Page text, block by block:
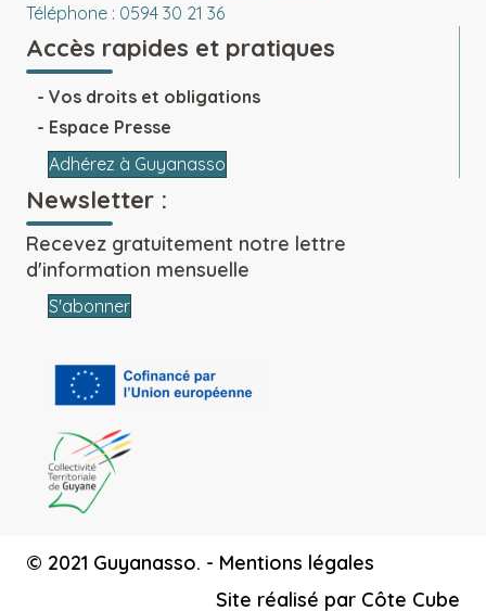
Téléphone : 0594 30 21 36
Accès rapides et pratiques
Vos droits et obligations
Espace Presse
Adhérez à Guyanasso
Newsletter :
Recevez gratuitement notre lettre
d'information mensuelle
S'abonner
© 2021 Guyanasso. - Mentions légales
Site réalisé par Côte Cube